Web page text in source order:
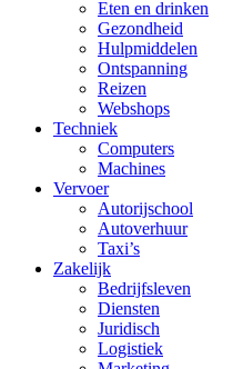
Eten en drinken
Gezondheid
Hulpmiddelen
Ontspanning
Reizen
Webshops
Techniek
Computers
Machines
Vervoer
Autorijschool
Autoverhuur
Taxi’s
Zakelijk
Bedrijfsleven
Diensten
Juridisch
Logistiek